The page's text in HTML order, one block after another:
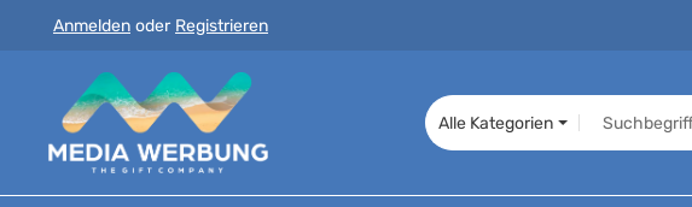
Hauptinhalt springen
Zur Suche springen
Zur Hauptnavigation springen
Anmelden oder Registrieren
Alle Kategorien